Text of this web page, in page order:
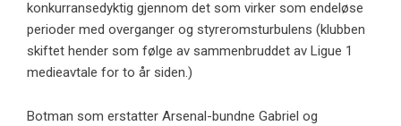
konkurransedyktig gjennom det som virker som endeløse
perioder med overganger og styreromsturbulens (klubben
skiftet hender som følge av sammenbruddet av Ligue 1
medieavtale for to år siden.)
Botman som erstatter Arsenal-bundne Gabriel og